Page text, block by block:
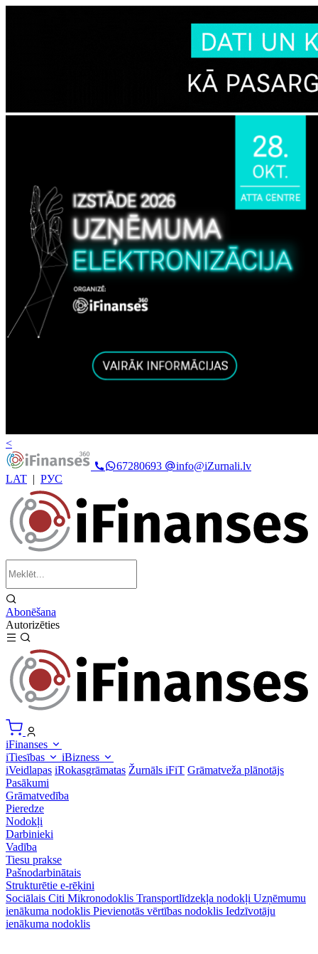
<
67280693
info@iZurnali.lv
LAT | РУС
Abonēšana
Autorizēties
iFinanses
iTiesības
iBizness
iVeidlapas iRokasgrāmatas Žurnāls iFiT Grāmatveža plānotājs
Pasākumi
Grāmatvedība
Pieredze
Nodokļi
Darbinieki
Vadība
Tiesu prakse
Pašnodarbinātais
Strukturētie e-rēķini
Sociālais Citi Mikronodoklis Transportlīdzekļa nodokļi Uzņēmumu
ienākuma nodoklis Pievienotās vērtības nodoklis Iedzīvotāju
ienākuma nodoklis